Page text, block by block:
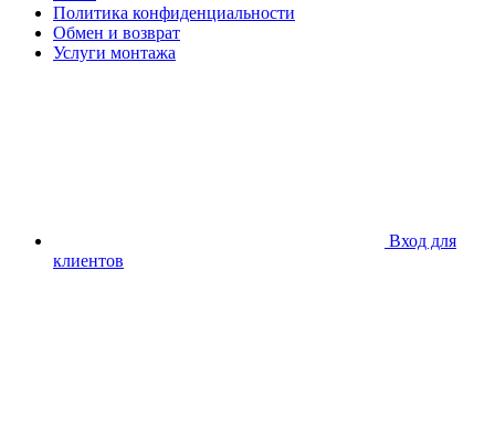
Политика конфиденциальности
Обмен и возврат
Услуги монтажа
Вход для
клиентов